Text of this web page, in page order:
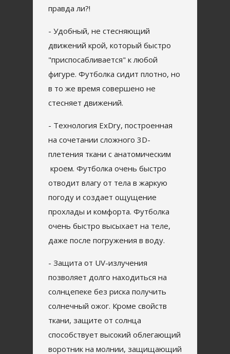
правда ли?!
- Удобный, не стесняющий
движений крой, который быстро
"приспосабливается" к любой
фигуре. Футболка сидит плотно, но
в то же время совершено не
стесняет движений.
- Технология ExDry, построенная
на сочетании сложного 3D-
плетения ткани с анатомическим
кроем. Футболка очень быстро
отводит влагу от тела в жаркую
погоду и создает ощущение
прохлады и комфорта. Футболка
очень быстро высыхает на теле,
даже после погружения в воду.
- Защита от UV-излучения
позволяет долго находиться на
солнцепеке без риска получить
солнечный ожог. Кроме свойств
ткани, защите от солнца
способствует высокий облегающий
воротник на молнии, защищающий